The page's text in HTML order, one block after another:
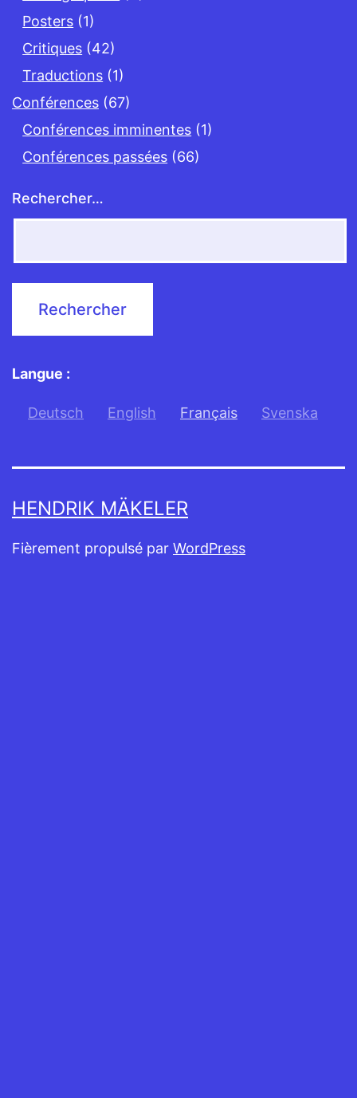
Posters (1)
Critiques (42)
Traductions (1)
Conférences (67)
Conférences imminentes (1)
Conférences passées (66)
Rechercher…
Langue :
Deutsch English Français Svenska
HENDRIK MÄKELER
Fièrement propulsé par WordPress